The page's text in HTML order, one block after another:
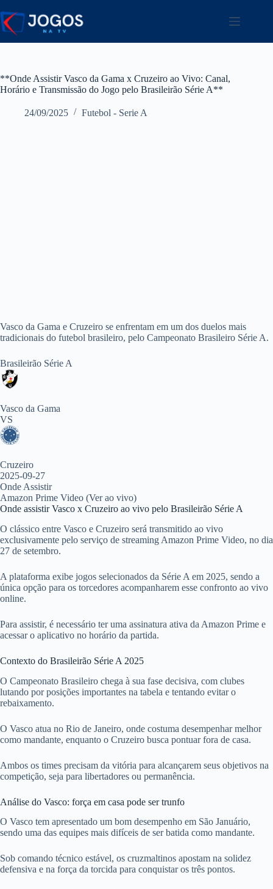
para
o
conteúdo
**Onde Assistir Vasco da Gama x Cruzeiro ao Vivo: Canal,
Horário e Transmissão do Jogo pelo Brasileirão Série A**
24/09/2025 Futebol - Serie A
Vasco da Gama e Cruzeiro se enfrentam em um dos duelos mais
tradicionais do futebol brasileiro, pelo Campeonato Brasileiro Série A.
Brasileirão Série A
Vasco da Gama
VS
Cruzeiro
2025-09-27
Onde Assistir
Amazon Prime Video (Ver ao vivo)
Onde assistir Vasco x Cruzeiro ao vivo pelo Brasileirão Série A
O clássico entre Vasco e Cruzeiro será transmitido ao vivo
exclusivamente pelo serviço de streaming Amazon Prime Video, no dia
27 de setembro.
A plataforma exibe jogos selecionados da Série A em 2025, sendo a
única opção para os torcedores acompanharem esse confronto ao vivo
online.
Para assistir, é necessário ter uma assinatura ativa da Amazon Prime e
acessar o aplicativo no horário da partida.
Contexto do Brasileirão Série A 2025
O Campeonato Brasileiro chega à sua fase decisiva, com clubes
lutando por posições importantes na tabela e tentando evitar o
rebaixamento.
O Vasco atua no Rio de Janeiro, onde costuma desempenhar melhor
como mandante, enquanto o Cruzeiro busca pontuar fora de casa.
Ambos os times precisam da vitória para alcançarem seus objetivos na
competição, seja para libertadores ou permanência.
Análise do Vasco: força em casa pode ser trunfo
O Vasco tem apresentado um bom desempenho em São Januário,
sendo uma das equipes mais difíceis de ser batida como mandante.
Sob comando técnico estável, os cruzmaltinos apostam na solidez
defensiva e na força da torcida para conquistar os três pontos.